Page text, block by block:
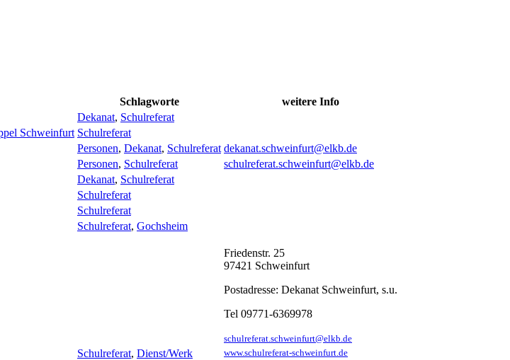
Schlagworte
weitere Info
Dekanat, Schulreferat
Schweinfurt Schulreferat
Personen, Dekanat, Schulreferat dekanat.schweinfurt@elkb.de
Personen, Schulreferat
schulreferat.schweinfurt@elkb.de
Dekanat, Schulreferat
Schulreferat
Schulreferat
Schulreferat, Gochsheim
Schulreferat, Dienst/Werk
Friedenstr. 25
97421 Schweinfurt
Postadresse: Dekanat Schweinfurt, s.u.
Tel 09771-6369978
schulreferat.schweinfurt@elkb.de
www.schulreferat-schweinfurt.de